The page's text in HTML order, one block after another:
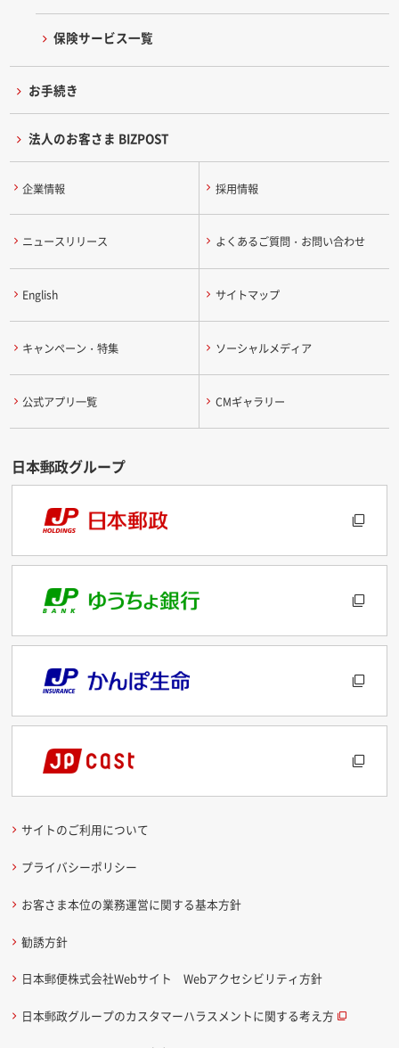
保険サービス一覧
お手続き
法人のお客さま BIZPOST
企業情報 採用情報
ニュースリリース よくあるご質問・お問い合わせ
English サイトマップ
キャンペーン・特集 ソーシャルメディア
公式アプリ一覧 CMギャラリー
サイトのご利用について
プライバシーポリシー
お客さま本位の業務運営に関する基本方針
勧誘方針
日本郵便株式会社Webサイト Webアクセシビリティ方針
日本郵政グループのカスタマーハラスメントに関する考え方